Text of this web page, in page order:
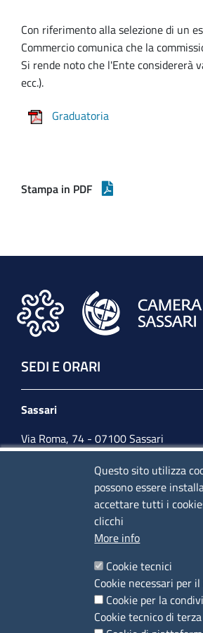
Con riferimento alla selezione di un
Commercio comunica che la
Si rende noto che l'Ente
ecc.).
Graduatoria
Stampa in PDF
SEDI E ORARI
Sassari
Via Roma, 74 - 07100 Sassari
Tel. 079 2080274
lunedì - venerdì: 10,00 - 13,00;
Camera di Commercio, Industria,
Agricoltura di Sassari
Questo sito utilizza
possono essere
accettare tutti i
clicchi
More info
Cookie tecnici
Cookie necessari per
Cookie per la
Cookie tecnico di